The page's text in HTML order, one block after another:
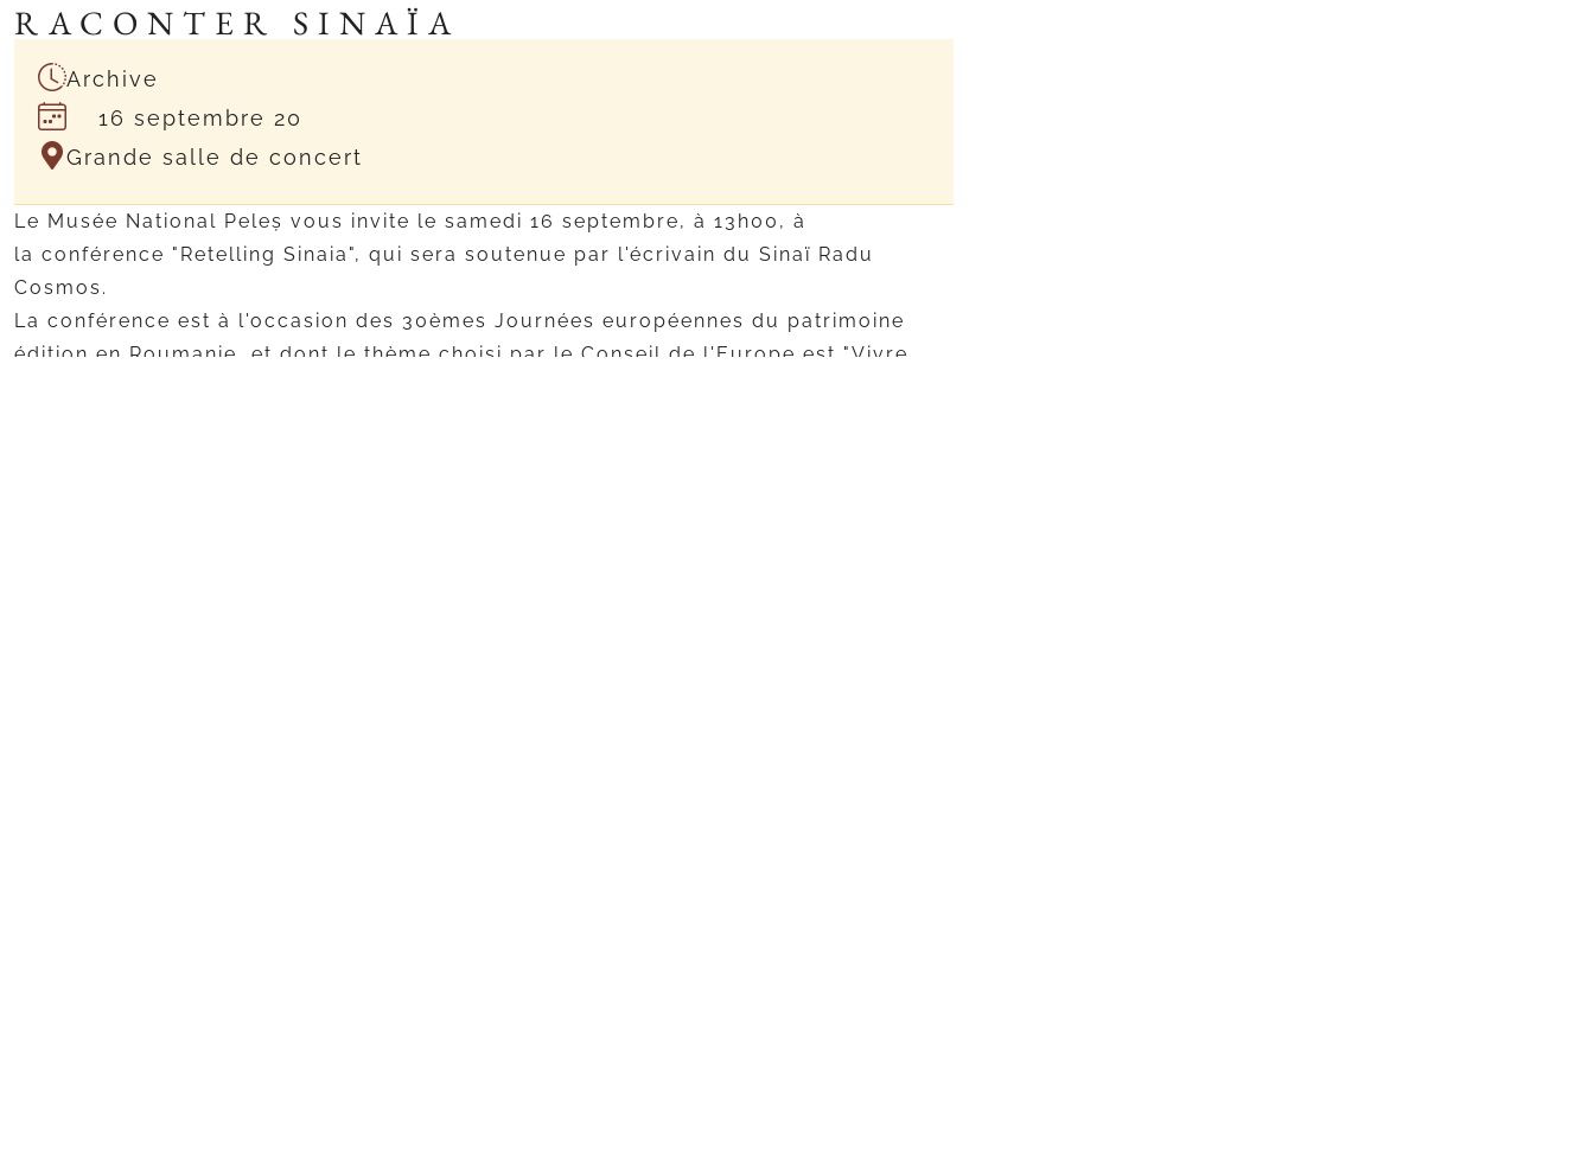
RACONTER SINAÏA
Archive
16 septembre 20
Grande salle de concert
Le Musée National Peleș vous invite le samedi 16 septembre, à 13h00, à
la conférence "Retelling Sinaia", qui sera soutenue par l'écrivain du Sinaï Radu
Cosmos.
La conférence est à l'occasion des 30èmes Journées européennes du patrimoine
édition en Roumanie, et dont le thème choisi par le Conseil de l'Europe est "Vivre